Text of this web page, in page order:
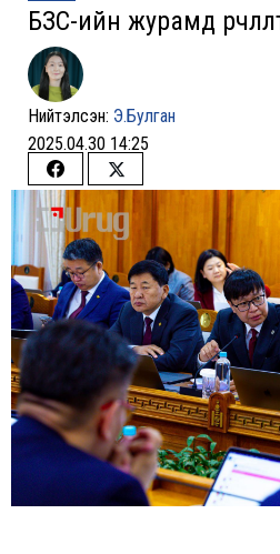
БЗС-ийн журамд
Нийтэлсэн: Э.Булган
2025.04.30 14:25
Share
on
Facebook
Share
on
Twitter